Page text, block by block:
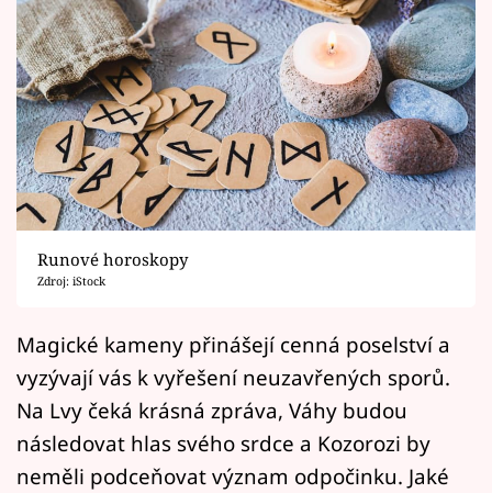
Seriály
Horoskopy
Sledujte prima+
Filmový festival Karlovy Vary
Přihlášení
Sledujte nás
Runové horoskopy
Zdroj: iStock
Magické kameny přinášejí cenná poselství a
vyzývají vás k vyřešení neuzavřených sporů.
Na Lvy čeká krásná zpráva, Váhy budou
následovat hlas svého srdce a Kozorozi by
neměli podceňovat význam odpočinku. Jaké